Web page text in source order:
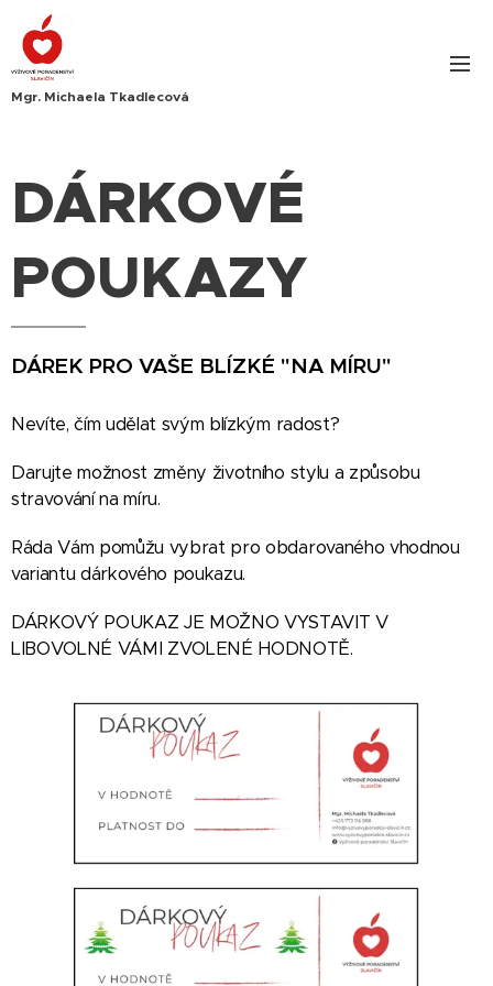
Mgr. Michaela Tkadlecová
DÁRKOVÉ
POUKAZY
DÁREK PRO VAŠE BLÍZKÉ "NA MÍRU"
Nevíte, čím udělat svým blízkým radost?
Darujte možnost změny životního stylu a způsobu
stravování na míru.
Ráda Vám pomůžu vybrat pro obdarovaného vhodnou
variantu dárkového poukazu.
DÁRKOVÝ POUKAZ JE MOŽNO VYSTAVIT V
LIBOVOLNÉ VÁMI ZVOLENÉ HODNOTĚ.